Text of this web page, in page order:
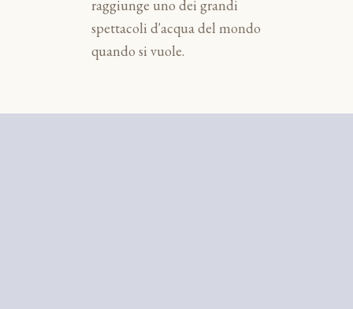
raggiunge uno dei grandi
spettacoli d'acqua del mondo
quando si vuole.